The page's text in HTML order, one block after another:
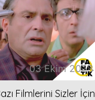
03 Ekim 2023
Filmlerini Sizler İçin